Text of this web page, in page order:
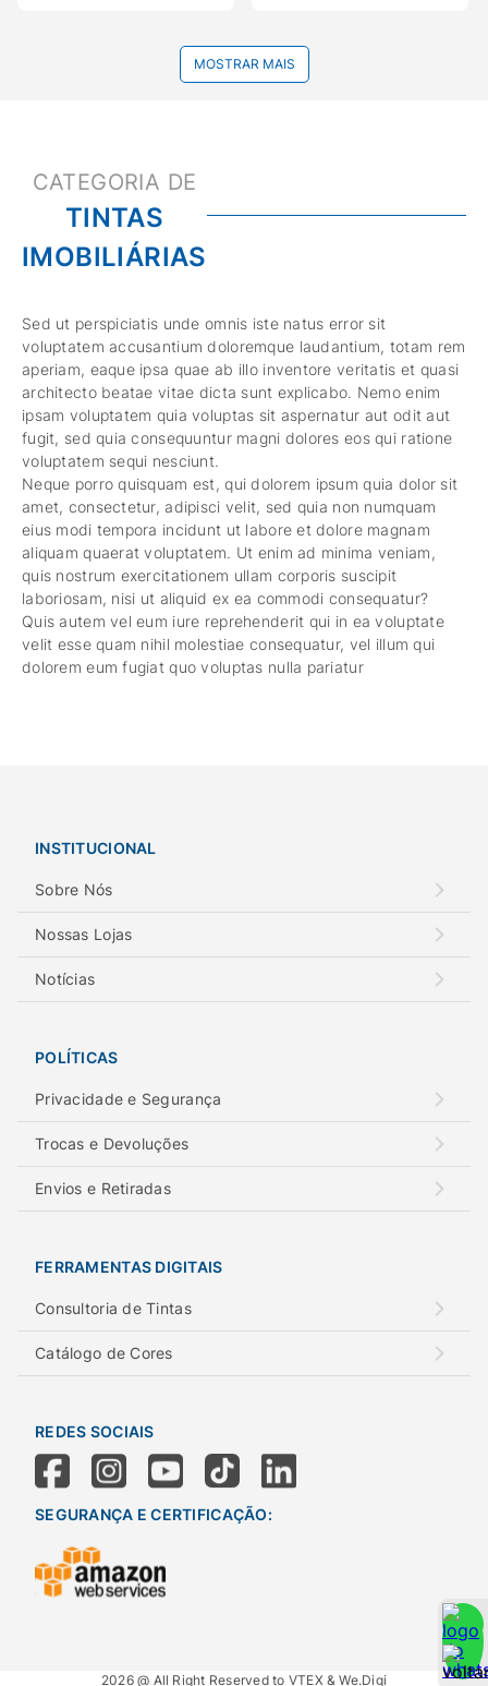
MOSTRAR MAIS
TINTAS
IMOBILIÁRIAS
Sed ut perspiciatis unde omnis iste natus error sit
voluptatem accusantium doloremque laudantium, totam rem
aperiam, eaque ipsa quae ab illo inventore veritatis et quasi
architecto beatae vitae dicta sunt explicabo. Nemo enim
ipsam voluptatem quia voluptas sit aspernatur aut odit aut
fugit, sed quia consequuntur magni dolores eos qui ratione
voluptatem sequi nesciunt.
Neque porro quisquam est, qui dolorem ipsum quia dolor sit
amet, consectetur, adipisci velit, sed quia non numquam
eius modi tempora incidunt ut labore et dolore magnam
aliquam quaerat voluptatem. Ut enim ad minima veniam,
quis nostrum exercitationem ullam corporis suscipit
laboriosam, nisi ut aliquid ex ea commodi consequatur?
Quis autem vel eum iure reprehenderit qui in ea voluptate
velit esse quam nihil molestiae consequatur, vel illum qui
dolorem eum fugiat quo voluptas nulla pariatur
INSTITUCIONAL
Sobre Nós
Nossas Lojas
Notícias
POLÍTICAS
Privacidade e Segurança
Trocas e Devoluções
Envios e Retiradas
FERRAMENTAS DIGITAIS
Consultoria de Tintas
Catálogo de Cores
REDES SOCIAIS
SEGURANÇA E CERTIFICAÇÃO:
2026 @ All Right Reserved to VTEX & We.Digi